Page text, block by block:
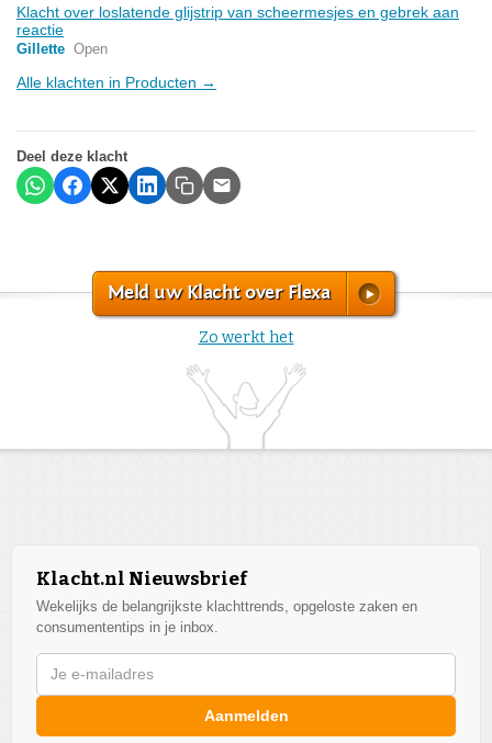
Klacht over loslatende glijstrip van scheermesjes en gebrek aan
reactie
Gillette Open
Alle klachten in Producten →
Deel deze klacht
Meld uw Klacht over Flexa
Zo werkt het
Klacht.nl Nieuwsbrief
Wekelijks de belangrijkste klachttrends, opgeloste zaken en
consumententips in je inbox.
Aanmelden